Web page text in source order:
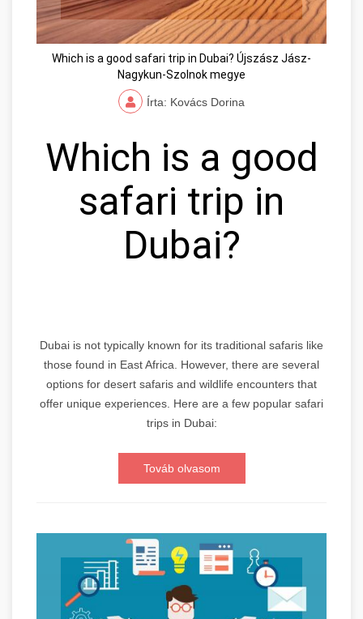
Which is a good safari trip in Dubai? Újszász Jász-
Nagykun-Szolnok megye
Írta: Kovács Dorina
Which is a good
safari trip in
Dubai?
Dubai is not typically known for its traditional safaris like
those found in East Africa. However, there are several
options for desert safaris and wildlife encounters that
offer unique experiences. Here are a few popular safari
trips in Dubai:
Továb olvasom